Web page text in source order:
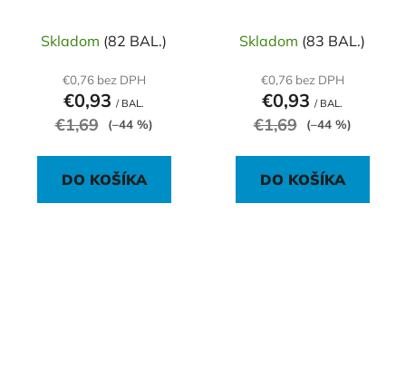
Skladom (82 BAL.)
€0,76 bez DPH
€0,93 / BAL.
€1,69 (–44 %)
DO KOŠÍKA
Skladom (83 BAL.)
€0,76 bez DPH
€0,93 / BAL.
€1,69 (–44 %)
DO KOŠÍKA